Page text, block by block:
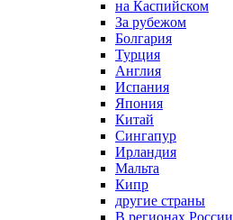
на Каспийском
За рубежом
Болгария
Турция
Англия
Испания
Япония
Китай
Сингапур
Ирландия
Мальта
Кипр
другие страны
В регионах России